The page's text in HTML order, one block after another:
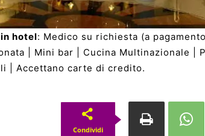
hotel: Medico su richiesta (a
| Mini bar | Cucina Multinazionale |
| Accettano carte di credito.
Condividi